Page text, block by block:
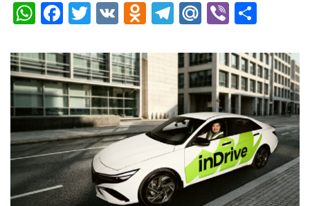
W
at
s
A
p
p
F
c
e
b
o
o
k
T
tt
er
V
O
n
a
ss
ni
ki
T
e
gr
a
m
M
.R
u
Vi
er п
р
а
в
и
т
ь